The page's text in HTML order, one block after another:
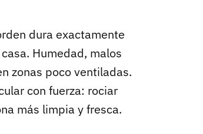
dura exactamente
Humedad, malos
zonas poco ventiladas.
con fuerza: rociar
más limpia y fresca.